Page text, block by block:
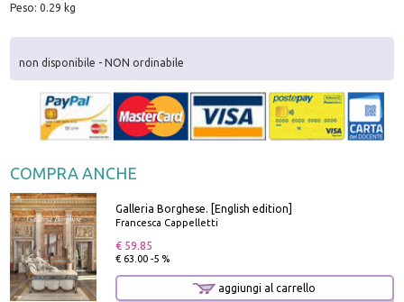
Peso: 0.29 kg
non disponibile - NON ordinabile
COMPRA ANCHE
Galleria Borghese. [English edition]
Francesca Cappelletti
€ 59.85
€ 63.00 -5 %
aggiungi al carrello